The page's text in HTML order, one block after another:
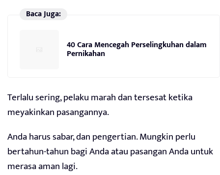
Baca Juga:
40 Cara Mencegah Perselingkuhan dalam
Pernikahan
Terlalu sering, pelaku marah dan tersesat ketika
meyakinkan pasangannya.
Anda harus sabar, dan pengertian. Mungkin perlu
bertahun-tahun bagi Anda atau pasangan Anda untuk
merasa aman lagi.